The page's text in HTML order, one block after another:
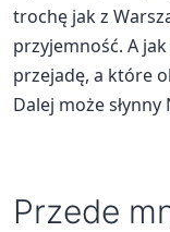
trochę jak z
przyjemność. A
przejadę, a które
Dalej może
Przede